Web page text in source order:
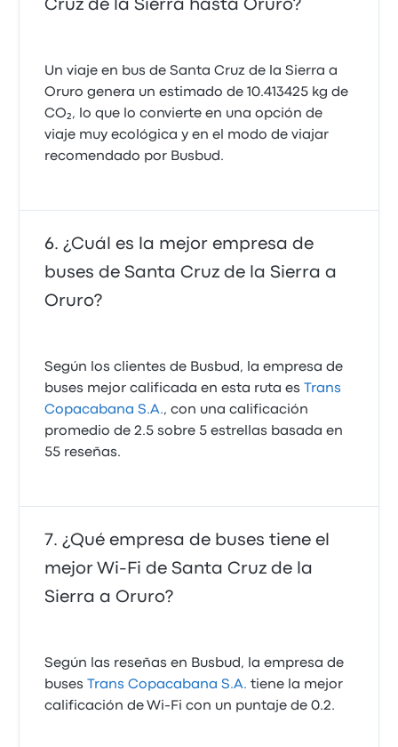
Cruz de la Sierra hasta Oruro?
Un viaje en bus de Santa Cruz de la Sierra a
Oruro genera un estimado de 10.413425 kg de
CO₂, lo que lo convierte en una opción de
viaje muy ecológica y en el modo de viajar
recomendado por Busbud.
¿Cuál es la mejor empresa de
buses de Santa Cruz de la Sierra a
Oruro?
Según los clientes de Busbud, la empresa de
buses mejor calificada en esta ruta es
Trans
Copacabana S.A., con una calificación
promedio de 2.5 sobre 5 estrellas basada en
55 reseñas.
¿Qué empresa de buses tiene el
mejor Wi-Fi de Santa Cruz de la
Sierra a Oruro?
Según las reseñas en Busbud, la empresa de
buses
Trans Copacabana S.A. tiene la mejor
calificación de Wi‑Fi con un puntaje de 0.2.